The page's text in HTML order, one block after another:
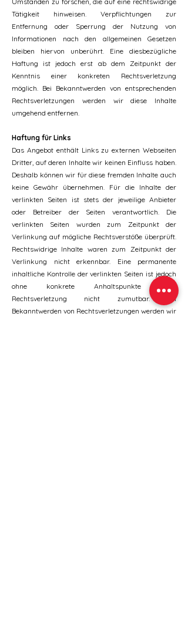
Tätigkeit hinweisen. Verpflichtungen zur
Entfernung oder Sperrung der Nutzung von
Informationen nach den allgemeinen Gesetzen
bleiben hiervon unberührt. Eine diesbezügliche
Haftung ist jedoch erst ab dem Zeitpunkt der
Kenntnis einer konkreten Rechtsverletzung
möglich. Bei Bekanntwerden von entsprechenden
Rechtsverletzungen werden wir diese Inhalte
umgehend entfernen.
Haftung für Links
Das Angebot enthält Links zu externen Webseiten
Dritter, auf deren Inhalte wir keinen Einfluss haben.
Deshalb können wir für diese fremden Inhalte auch
keine Gewähr übernehmen. Für die Inhalte der
verlinkten Seiten ist stets der jeweilige Anbieter
oder Betreiber der Seiten verantwortlich. Die
verlinkten Seiten wurden zum Zeitpunkt der
Verlinkung auf mögliche Rechtsverstöße überprüft.
Rechtswidrige Inhalte waren zum Zeitpunkt der
Verlinkung nicht erkennbar. Eine permanente
inhaltliche Kontrolle der verlinkten Seiten ist jedoch
ohne konkrete Anhaltspunkte einer
Rechtsverletzung nicht zumutbar. Bei
Bekanntwerden von Rechtsverletzungen werden wir